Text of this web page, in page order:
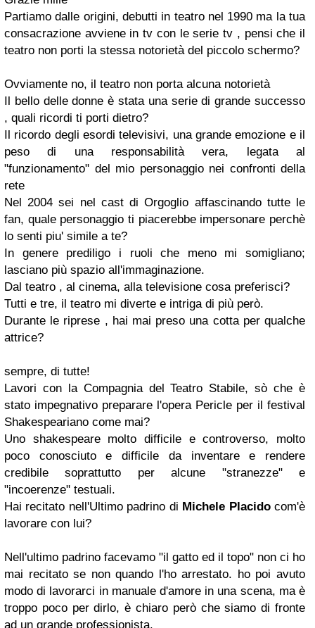
Partiamo dalle origini, debutti in teatro nel 1990 ma la tua
consacrazione avviene in tv con le serie tv , pensi che il
teatro non porti la stessa notorietà del piccolo schermo?
Ovviamente no, il teatro non porta alcuna notorietà
Il bello delle donne è stata una serie di grande successo
, quali ricordi ti porti dietro?
Il ricordo degli esordi televisivi, una grande emozione e il
peso di una responsabilità vera, legata al
"funzionamento" del mio personaggio nei confronti della
rete
Nel 2004 sei nel cast di Orgoglio affascinando tutte le
fan, quale personaggio ti piacerebbe impersonare perchè
lo senti piu' simile a te?
In genere prediligo i ruoli che meno mi somigliano;
lasciano più spazio all'immaginazione.
Dal teatro , al cinema, alla televisione cosa preferisci?
Tutti e tre, il teatro mi diverte e intriga di più però.
Durante le riprese , hai mai preso una cotta per qualche
attrice?
sempre, di tutte!
Lavori con la Compagnia del Teatro Stabile, sò che è
stato impegnativo preparare l'opera Pericle per il festival
Shakespeariano come mai?
Uno shakespeare molto difficile e controverso, molto
poco conosciuto e difficile da inventare e rendere
credibile soprattutto per alcune "stranezze" e
"incoerenze" testuali.
Hai recitato nell'Ultimo padrino di Michele Placidocom'è
lavorare con lui?
Nell'ultimo padrino facevamo "il gatto ed il topo" non ci ho
mai recitato se non quando l'ho arrestato. ho poi avuto
modo di lavorarci in manuale d'amore in una scena, ma è
troppo poco per dirlo, è chiaro però che siamo di fronte
ad un grande professionista.